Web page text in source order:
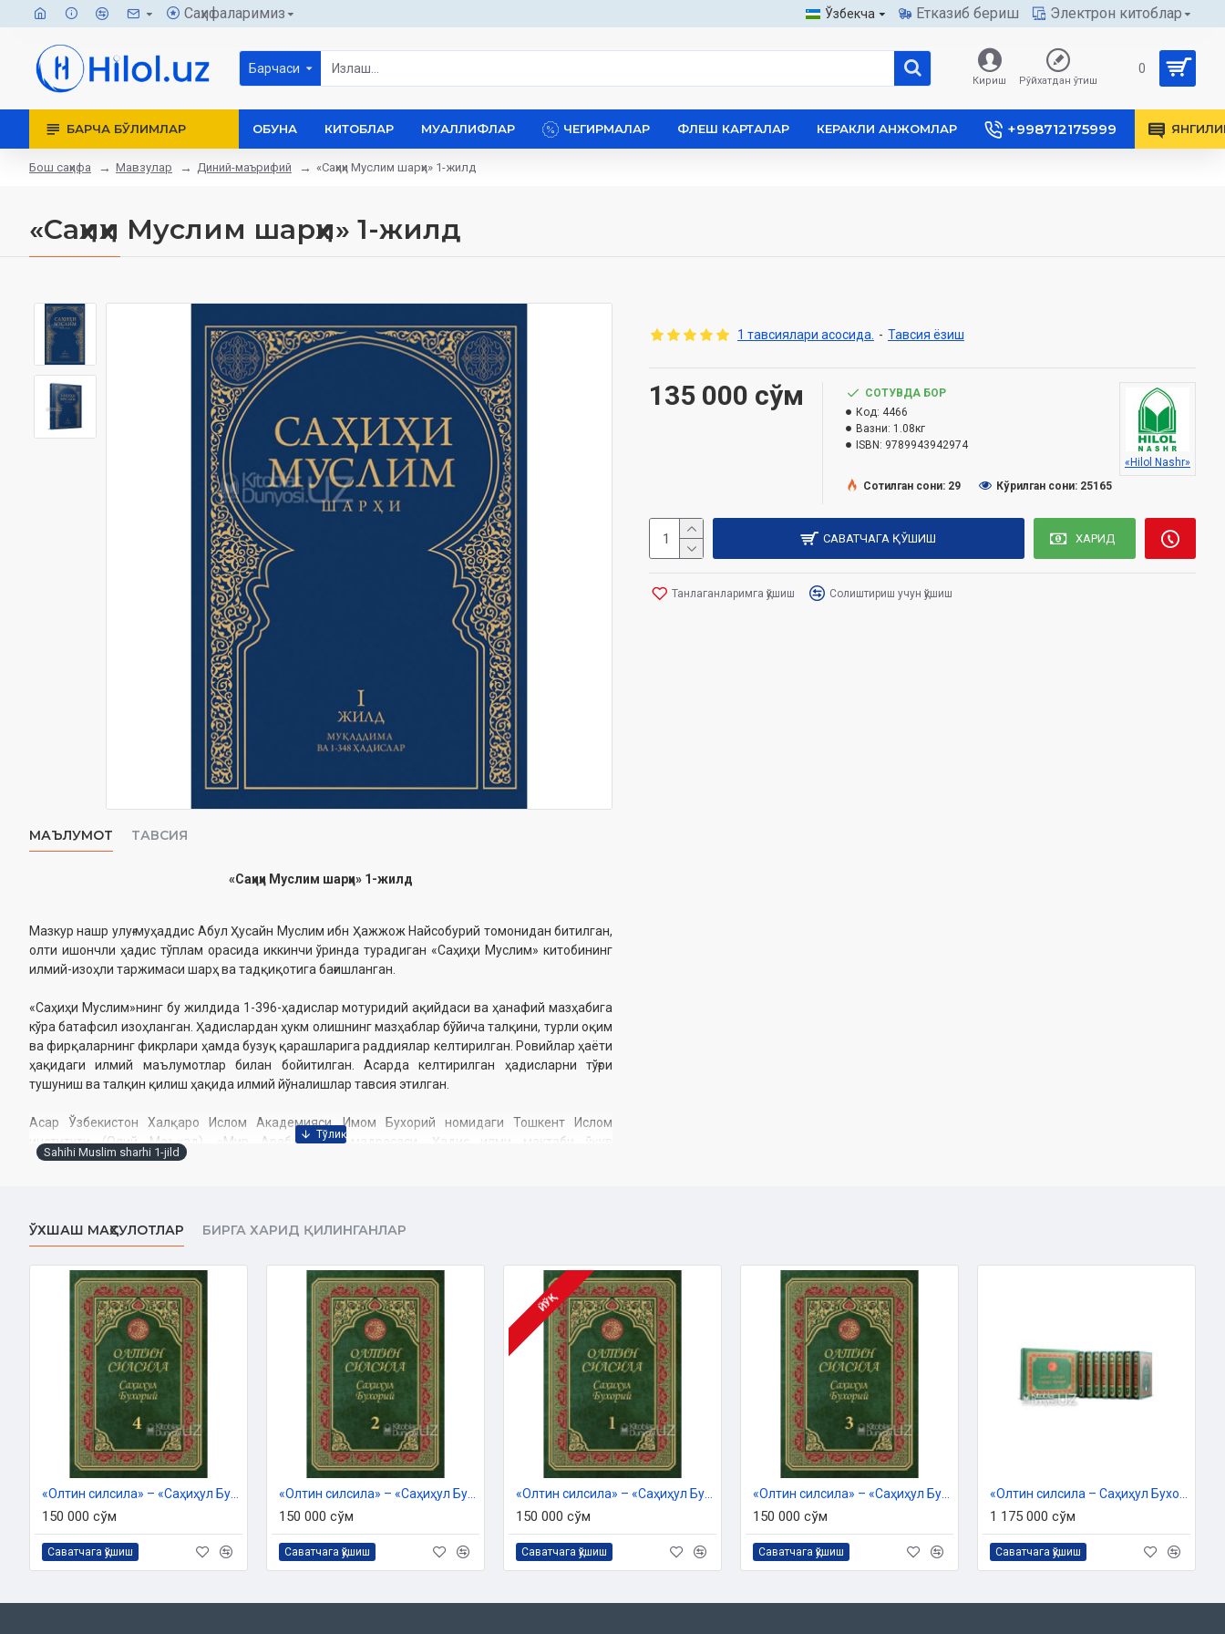
Саҳифаларимиз Ўзбекча Етказиб бериш Электрон китоблар
Барчаси
Кириш Рўйхатдан ўтиш
0
БАРЧА БЎЛИМЛАР ОБУНА КИТОБЛАР МУАЛЛИФЛАР ЧЕГИРМАЛАР ФЛЕШ КАРТАЛАР КЕРАКЛИ АНЖОМЛАР +998712175999
Бош саҳифа Мавзулар Диний-маърифий «Саҳиҳи Муслим шарҳи» 1-жилд
«Саҳиҳи Муслим шарҳи» 1-жилд
МАЪЛУМОТ ТАВСИЯ
«Саҳиҳи Муслим шарҳи» 1-жилд
Мазкур нашр улуғ муҳаддис Абул Ҳусайн Муслим ибн Ҳажжож Найсобурий томонидан битилган,
олти ишончли ҳадис тўплам орасида иккинчи ўринда турадиган «Саҳиҳи Муслим» китобининг
илмий-изоҳли таржимаси шарҳ ва тадқиқотига бағишланган.
«Саҳиҳи Муслим»нинг бу жилдида 1-396-ҳадислар мотуридий ақийдаси ва ҳанафий мазҳабига
кўра батафсил изоҳланган. Ҳадислардан ҳукм олишнинг мазҳаблар бўйича талқини, турли оқим
ва фирқаларнинг фикрлари ҳамда бузуқ қарашларига раддиялар келтирилган. Ровийлар ҳаёти
ҳақидаги илмий маълумотлар билан бойитилган. Асарда келтирилган ҳадисларни тўғри
тушуниш ва талқин қилиш ҳақида илмий йўналишлар тавсия этилган.
Асар Ўзбекистон Халқаро Ислом Академияси, Имом Бухорий номидаги Тошкент Ислом
институти (Олий Маъҳад), «Мир Араб» олий мадрасаси, Ҳадис илми мактаби ўқув
жараёнларида, шунингдек, Ислом манбашунослиги, тарихчи-манбашунос мутахассисликлари
Таржима ва изоҳлар муаллифлари:
Ҳикматуллоҳ Абиев, Абдуллатиф Аллоқулов, Ойбек
Ҳошимов, Маҳмуджон Абдураҳимов
Нашриёт:«Hilol-Nashr» нашриёт-матбааси
2023 йил
640 бет
978-9943-9429-7-4
Ўлчами:70×100 1/16
Муқоваси: қаттиқ
Ўзбекистон Республикаси Дин ишлари бўйича қўмитасининг 2023 йил 11 апрелдаги 01 -
07/2614 - рақамли хулосаси асосида чоп этилди.
1 тавсиялари асосида. - Тавсия ёзиш
135 000 сўм
СОТУВДА БОР
Код: 4466
Вазни: 1.08кг
ISBN: 9789943942974
«Hilol Nashr»
Сотилган сони: 29
Кўрилган сони: 25165
САВАТЧАГА ҚЎШИШ ХАРИД
Танлаганларимга қўшиш Солиштириш учун қўшиш
Sahihi Muslim sharhi 1-jild
ЎХШАШ МАҲСУЛОТЛАР БИРГА ХАРИД ҚИЛИНГАНЛАР
150 000 сўм
Саватчага қўшиш
150 000 сўм
Саватчага қўшиш
ЙЎҚ
150 000 сўм
Саватчага қўшиш
150 000 сўм
Саватчага қўшиш
1 175 000 сўм
Саватчага қўшиш